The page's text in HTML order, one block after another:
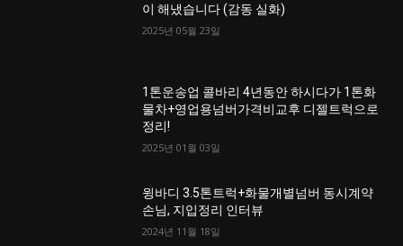
이 해냈습니다 (감동 실화)
2025년 05월 23일
1톤운송업 콜바리 4년동안 하시다가 1톤화
물차+영업용넘버가격비교후 디젤트럭으로
정리!
2025년 01월 03일
윙바디 3.5톤트럭+화물개별넘버 동시계약
손님, 지입정리 인터뷰
2024년 11월 18일